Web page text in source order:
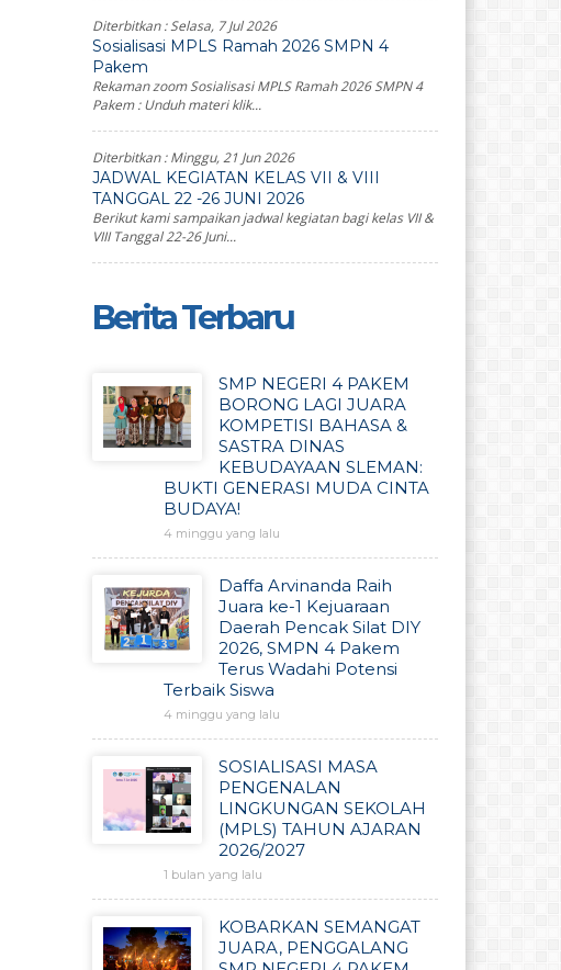
Diterbitkan :Selasa, 7 Jul 2026
Sosialisasi MPLS Ramah 2026 SMPN 4
Pakem
Rekaman zoom Sosialisasi MPLS Ramah 2026 SMPN 4
Pakem : Unduh materi klik...
Diterbitkan :Minggu, 21 Jun 2026
JADWAL KEGIATAN KELAS VII & VIII
TANGGAL 22 -26 JUNI 2026
Berikut kami sampaikan jadwal kegiatan bagi kelas VII &
VIII Tanggal 22-26 Juni...
Berita Terbaru
SMP NEGERI 4 PAKEM
BORONG LAGI JUARA
KOMPETISI BAHASA &
SASTRA DINAS
KEBUDAYAAN SLEMAN:
BUKTI GENERASI MUDA CINTA
BUDAYA!
4 minggu yang lalu
Daffa Arvinanda Raih
Juara ke-1 Kejuaraan
Daerah Pencak Silat DIY
2026, SMPN 4 Pakem
Terus Wadahi Potensi
Terbaik Siswa
4 minggu yang lalu
SOSIALISASI MASA
PENGENALAN
LINGKUNGAN SEKOLAH
(MPLS) TAHUN AJARAN
2026/2027
1 bulan yang lalu
KOBARKAN SEMANGAT
JUARA, PENGGALANG